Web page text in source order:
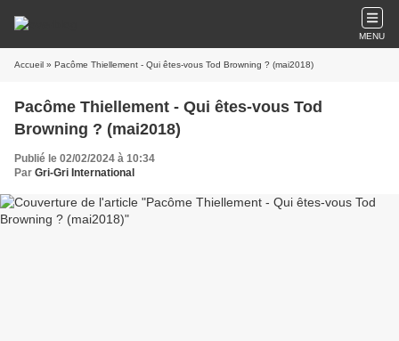
MENU
Accueil » Pacôme Thiellement - Qui êtes-vous Tod Browning ? (mai2018)
Pacôme Thiellement - Qui êtes-vous Tod
Browning ? (mai2018)
Publié le 02/02/2024 à 10:34
Par Gri-Gri International